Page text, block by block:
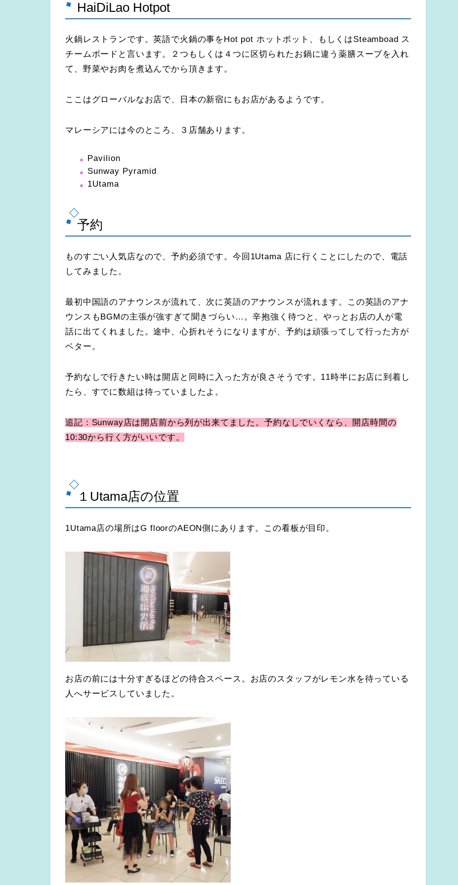
HaiDiLao Hotpot
火鍋レストランです。英語で火鍋の事をHot pot ホットポット、もしくはSteamboad ス
チームボードと言います。２つもしくは４つに区切られたお鍋に違う薬膳スープを入れ
て、野菜やお肉を煮込んでから頂きます。
ここはグローバルなお店で、日本の新宿にもお店があるようです。
マレーシアには今のところ、３店舗あります。
Pavilion
Sunway Pyramid
1Utama
予約
ものすごい人気店なので、予約必須です。今回1Utama 店に行くことにしたので、電話
してみました。
最初中国語のアナウンスが流れて、次に英語のアナウンスが流れます。この英語のアナ
ウンスもBGMの主張が強すぎて聞きづらい…。辛抱強く待つと、やっとお店の人が電
話に出てくれました。途中、心折れそうになりますが、予約は頑張ってして行った方が
ベター。
予約なしで行きたい時は開店と同時に入った方が良さそうです。11時半にお店に到着し
たら、すでに数組は待っていましたよ。
追記：Sunway店は開店前から列が出来てました。予約なしでいくなら、開店時間の
10:30から行く方がいいです。
１Utama店の位置
1Utama店の場所はG floorのAEON側にあります。この看板が目印。
お店の前には十分すぎるほどの待合スペース。お店のスタッフがレモン水を待っている
人へサービスしていました。